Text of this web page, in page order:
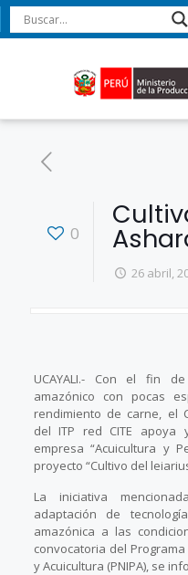
0
26 abril,
UCAYALI.- Con el fin
amazónico con pocas
rendimiento de carne, el
del ITP red CITE
empresa “Acuicultura y
proyecto “Cultivo del
La iniciativa
adaptación de
amazónica a las
convocatoria del
y Acuicultura (PNIPA), se